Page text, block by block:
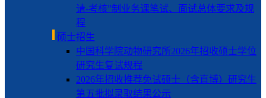
请-考核”制业务课笔试、面试总体要求及规
程
硕士招生
中国科学院动物研究所2026年招收硕士学位
研究生复试规程
2026年招收推荐免试硕士（含直博）研究生
第五批拟录取结果公示